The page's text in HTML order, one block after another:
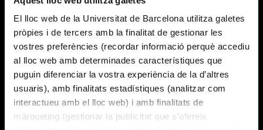
El lloc web de la Universitat de Barcelona utilitza galetes
pròpies i de tercers amb la finalitat de gestionar les
vostres preferències (recordar informació perquè accediu
al lloc web amb determinades característiques que
puguin diferenciar la vostra experiència de la d’altres
usuaris), amb finalitats estadístiques (analitzar com
interactueu amb el lloc web) i amb finalitats de
màrqueting (gestionar la publicitat que s’ofereix